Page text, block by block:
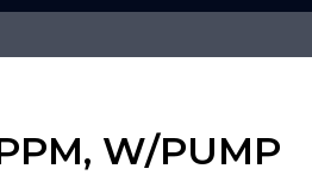
W/PUMP